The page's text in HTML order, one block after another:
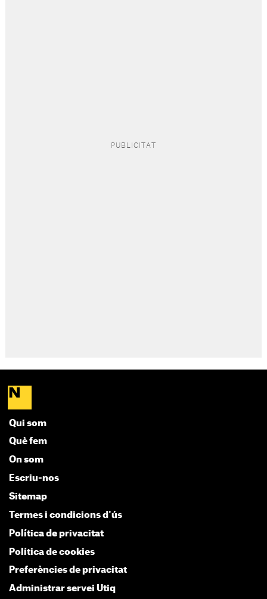
Qui som
Què fem
On som
Escriu-nos
Sitemap
Termes i condicions d'ús
Política de privacitat
Política de cookies
Preferències de privacitat
Administrar servei Utiq